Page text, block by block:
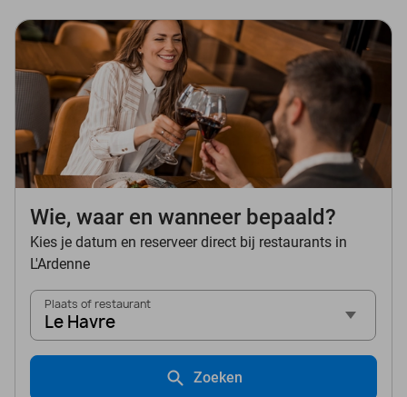
Wie, waar en wanneer bepaald?
Kies je datum en reserveer direct bij restaurants in
L'Ardenne
Plaats of restaurant
Le Havre
Zoeken